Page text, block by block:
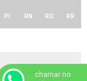
PI RN RO RR
chamar no